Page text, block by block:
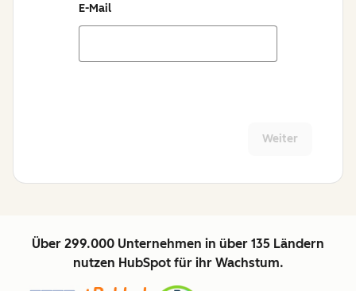
E-Mail
Weiter
Über 299.000 Unternehmen in über 135 Ländern
nutzen HubSpot für ihr Wachstum.